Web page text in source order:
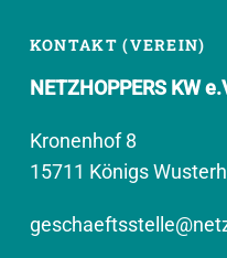
KONTAKT (VEREIN)
NETZHOPPERS KW
Kronenhof 8
15711 Königs